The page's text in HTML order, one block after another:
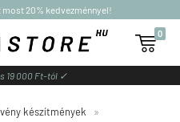
20% kedvezménnyel!

0
19 000 Ft-tól ✓
készítmények »